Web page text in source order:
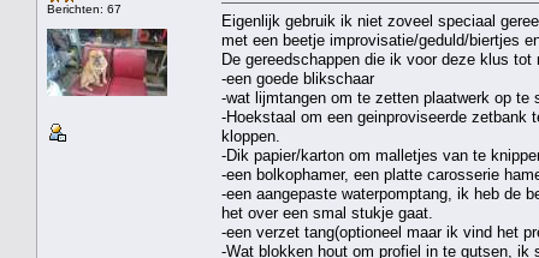
Berichten: 67
Eigenlijk gebruik ik niet zoveel speciaal
met een beetje improvisatie/geduld/biertjes
De gereedschappen die ik voor deze klus
-een goede blikschaar
-wat lijmtangen om te zetten plaatwerk op te
-Hoekstaal om een geinproviseerde zetbank
kloppen.
-Dik papier/karton om malletjes van te
-een bolkophamer, een platte carosserie
-een aangepaste waterpomptang, ik heb de
het over een smal stukje gaat.
-een verzet tang(optioneel maar ik vind het
-Wat blokken hout om profiel in te gutsen, ik